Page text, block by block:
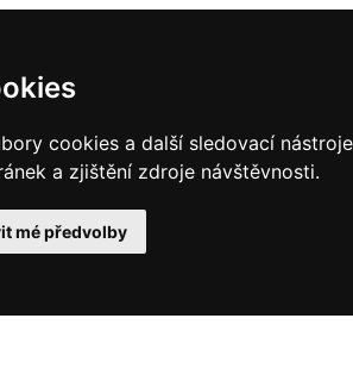
cookies a další sledovací
a zjištění zdroje návštěvnosti.
mé předvolby